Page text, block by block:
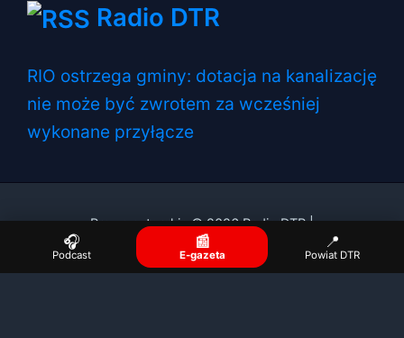
Radio DTR
RIO ostrzega gminy: dotacja na kanalizację
nie może być zwrotem za wcześniej
wykonane przyłącze
Prawa autorskie © 2026 Radio DTR |
🎧
Podcast
📰
E-gazeta
📍
Powiat DTR